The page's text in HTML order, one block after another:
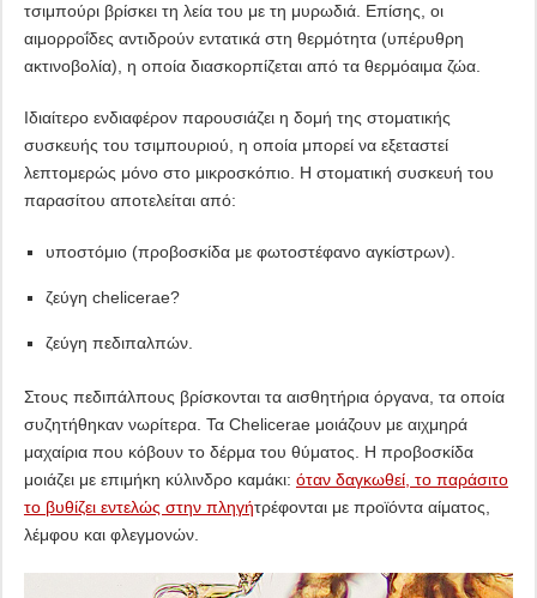
τσιμπούρι βρίσκει τη λεία του με τη μυρωδιά. Επίσης, οι
αιμορροΐδες αντιδρούν εντατικά στη θερμότητα (υπέρυθρη
ακτινοβολία), η οποία διασκορπίζεται από τα θερμόαιμα ζώα.
Ιδιαίτερο ενδιαφέρον παρουσιάζει η δομή της στοματικής
συσκευής του τσιμπουριού, η οποία μπορεί να εξεταστεί
λεπτομερώς μόνο στο μικροσκόπιο. Η στοματική συσκευή του
παρασίτου αποτελείται από:
υποστόμιο (προβοσκίδα με φωτοστέφανο αγκίστρων).
ζεύγη chelicerae?
ζεύγη πεδιπαλπών.
Στους πεδιπάλπους βρίσκονται τα αισθητήρια όργανα, τα οποία
συζητήθηκαν νωρίτερα. Τα Chelicerae μοιάζουν με αιχμηρά
μαχαίρια που κόβουν το δέρμα του θύματος. Η προβοσκίδα
μοιάζει με επιμήκη κύλινδρο καμάκι: όταν δαγκωθεί, το παράσιτο
το βυθίζει εντελώς στην πληγήτρέφονται με προϊόντα αίματος,
λέμφου και φλεγμονών.